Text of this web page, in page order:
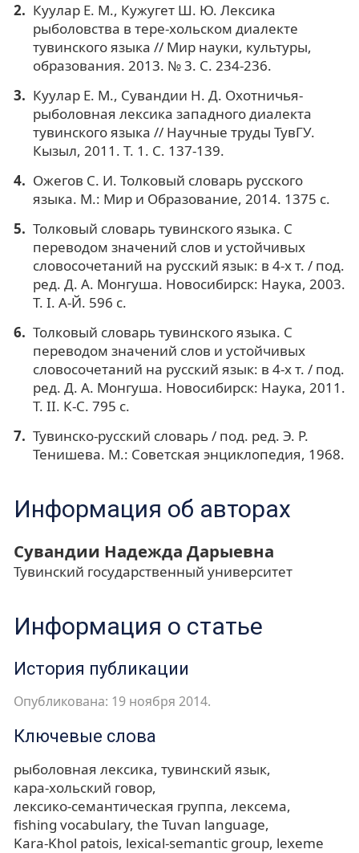
Куулар Е. М., Кужугет Ш. Ю. Лексика
рыболовства в тере-хольском диалекте
тувинского языка // Мир науки, культуры,
образования. 2013. № 3. C. 234-236.
Куулар Е. М., Сувандии Н. Д. Охотничья-
рыболовная лексика западного диалекта
тувинского языка // Научные труды ТувГУ.
Кызыл, 2011. Т. 1. С. 137-139.
Ожегов С. И. Толковый словарь русского
языка. М.: Мир и Образование, 2014. 1375 с.
Толковый словарь тувинского языка. С
переводом значений слов и устойчивых
словосочетаний на русский язык: в 4-х т. / под.
ред. Д. А. Монгуша. Новосибирск: Наука, 2003.
Т. I. А-Й. 596 с.
Толковый словарь тувинского языка. С
переводом значений слов и устойчивых
словосочетаний на русский язык: в 4-х т. / под.
ред. Д. А. Монгуша. Новосибирск: Наука, 2011.
Т. II. К-С. 795 с.
Тувинско-русский словарь / под. ред. Э. Р.
Тенишева. М.: Советская энциклопедия, 1968.
Информация об авторах
Сувандии Надежда Дарыевна
Тувинский государственный университет
Информация о статье
История публикации
Опубликована: 19 ноября 2014.
Ключевые слова
рыболовная лексика тувинский язык
кара-хольский говор
лексико-семантическая группа лексема
fishing vocabulary the Tuvan language
Kara-Khol patois lexical-semantic group lexeme